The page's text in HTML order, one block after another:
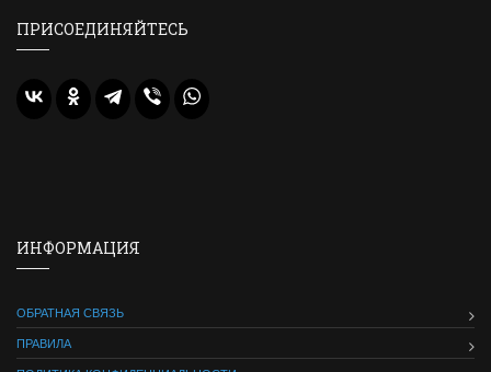
ПРИСОЕДИНЯЙТЕСЬ
ИНФОРМАЦИЯ
ОБРАТНАЯ СВЯЗЬ
ПРАВИЛА